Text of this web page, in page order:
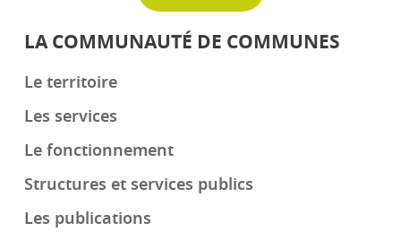
LA COMMUNAUTÉ DE COMMUNES
Le territoire
Les services
Le fonctionnement
Structures et services publics
Les publications